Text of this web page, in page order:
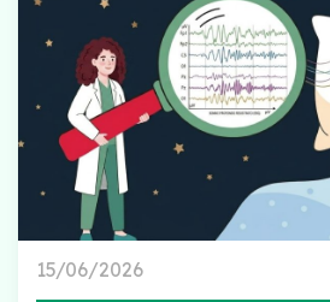
15/06/2026